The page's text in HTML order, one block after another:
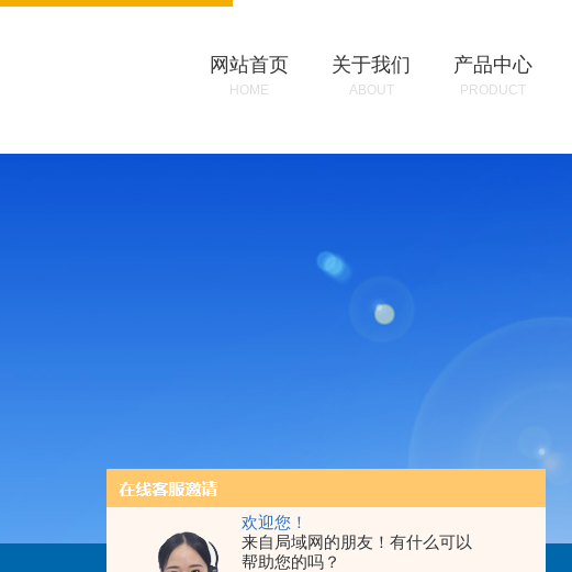
欢迎您！
来自局域网的朋友！有什么可以
帮助您的吗？
网站首页
HOME
关于我们
ABOUT
产品中心
PRODUCT